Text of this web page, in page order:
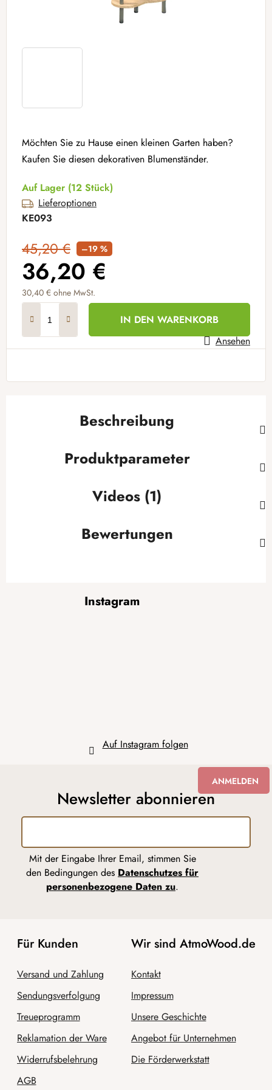
Möchten Sie zu Hause einen kleinen Garten haben?
Kaufen Sie diesen dekorativen Blumenständer.
Auf Lager (12 Stück)
Lieferoptionen
KE093
45,20 € –19 %
36,20 €
30,40 € ohne MwSt.
IN DEN WARENKORB
Ansehen
Beschreibung
Produktparameter
Videos (1)
Bewertungen
Instagram
Auf Instagram folgen
Newsletter abonnieren
Mit der Eingabe Ihrer Email, stimmen Sie
den Bedingungen des Datenschutzes für
personenbezogene Daten zu.
ANMELDEN
Für Kunden
Versand und Zahlung
Sendungsverfolgung
Treueprogramm
Reklamation der Ware
Widerrufsbelehrung
AGB
Wir sind AtmoWood.de
Kontakt
Impressum
Unsere Geschichte
Angebot für Unternehmen
Die Förderwerkstatt